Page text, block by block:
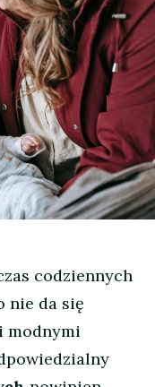
codziennych
nie da się
modnymi